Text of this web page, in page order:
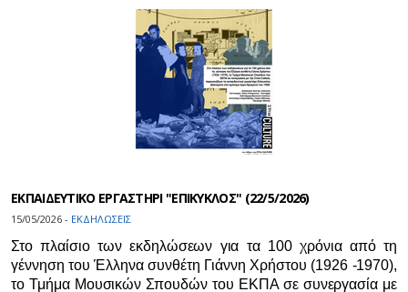
EΚΠΑΙΔΕΥΤΙΚΟ ΕΡΓΑΣΤΗΡΙ "ΕΠΙΚΥΚΛΟΣ" (22/5/2026)
15/05/2026 - ΕΚΔΗΛΩΣΕΙΣ
Στο πλαίσιο των εκδηλώσεων για τα 100 χρόνια από τη
γέννηση του Έλληνα συνθέτη Γιάννη Χρήστου (1926 -1970),
το Τμήμα Μουσικών Σπουδών του ΕΚΠΑ σε συνεργασία με